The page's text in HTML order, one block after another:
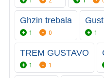
Ghzin trebala
1 0 1
TREM GUSTAVO
1 1